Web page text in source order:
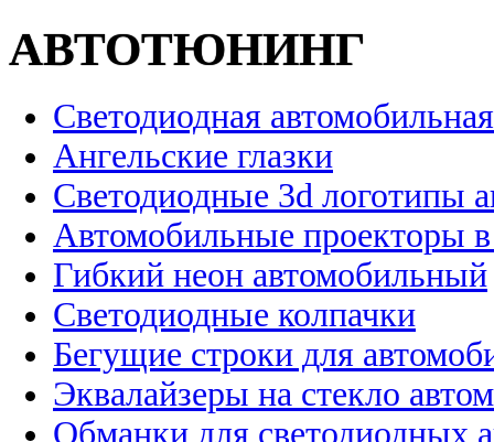
АВТОТЮНИНГ
Светодиодная
Ангельские глазки
Светодиодные 3d логотипы
Автомобильные проекторы
Гибкий неон автомобильный
Светодиодные колпачки
Бегущие строки для
Эквалайзеры на стекло
Обманки для светодиодных